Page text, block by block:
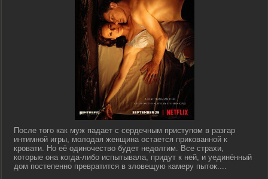
После того как муж падает с сердечным приступом в разгар
интимной игры, молодая женщина остается прикованной к
кровати. Но её одиночество будет недолгим. Все страхи,
которые она когда-либо испытывала, придут к ней, и уединённый
дом постепенно превратится в зловещую камеру пыток....